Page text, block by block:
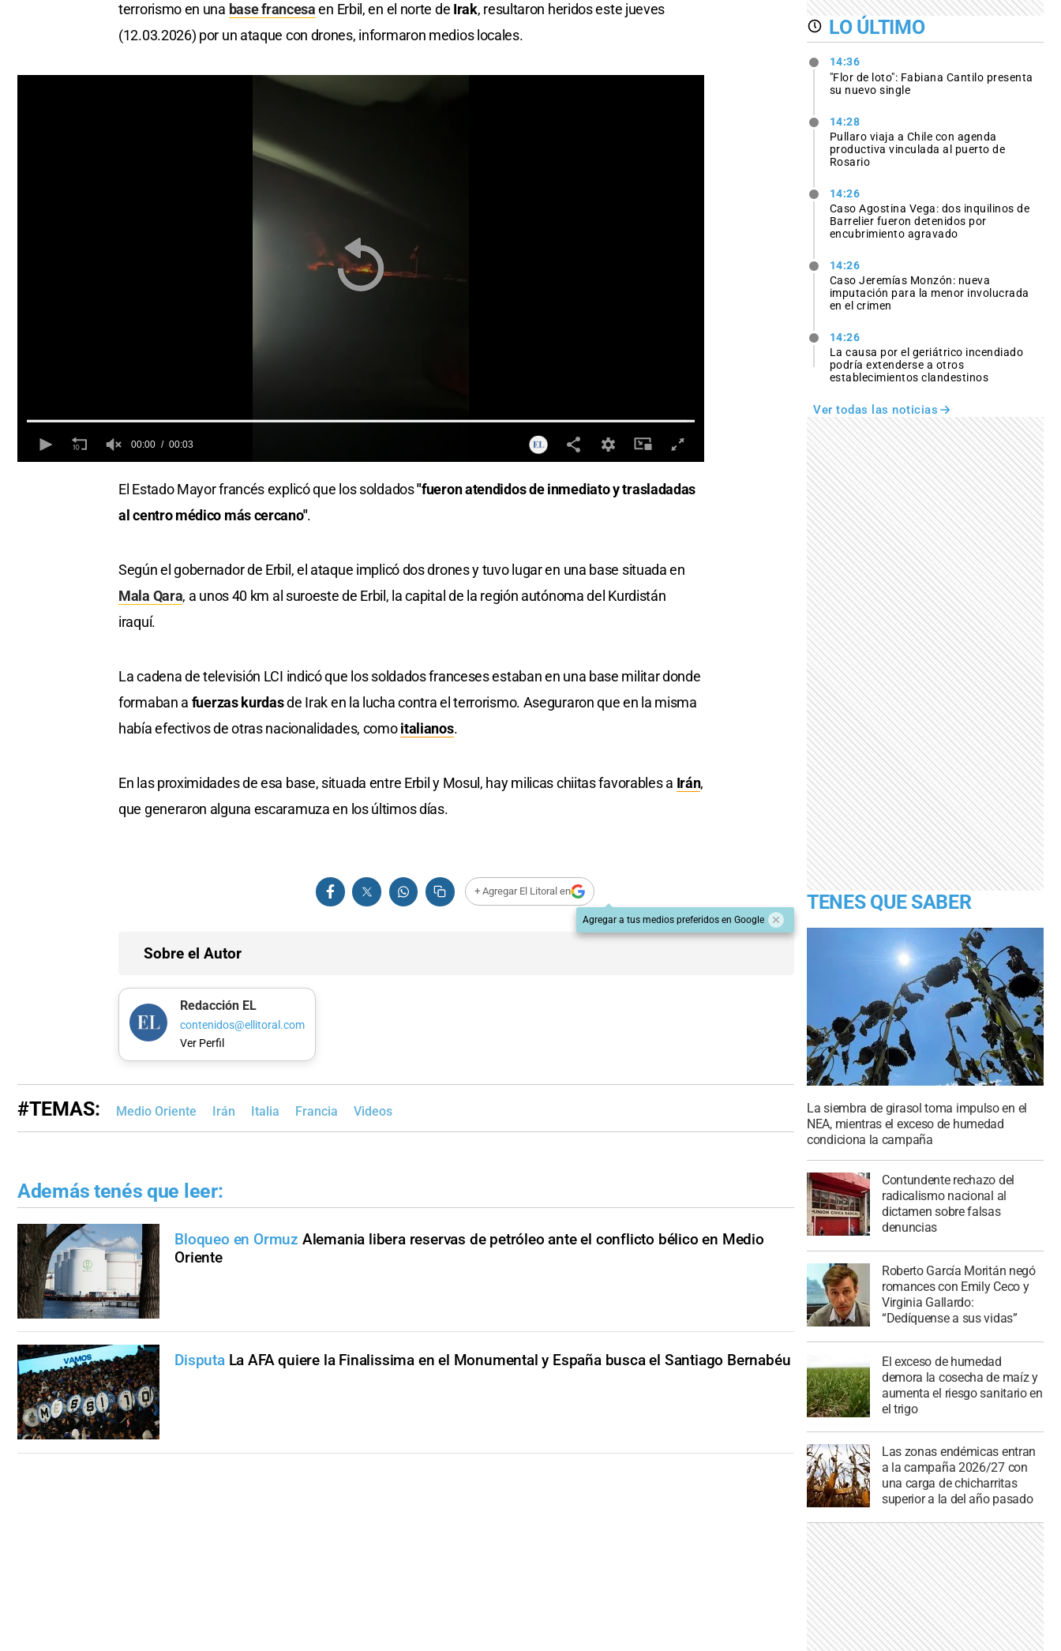
terrorismo en una base francesaen Erbil, en el norte de Irak, resultaron heridos este jueves
(12.03.2026) por un ataque con drones, informaron medios locales.
00:00 00:03
El Estado Mayor francés explicó que los soldados"fueron atendidos de inmediato y trasladadas
al centro médico más cercano".
Según el gobernador de Erbil, el ataque implicó dos drones y tuvo lugar en una base situada en
Mala Qara, a unos 40 km al suroeste de Erbil, la capital de la región autónoma del Kurdistán
iraquí.
La cadena de televisión LCI indicó que los soldados franceses estaban en una base militar donde
formaban a fuerzas kurdasde Irak en la lucha contra el terrorismo. Aseguraron que en la misma
había efectivos de otras nacionalidades, como italianos.
En las proximidades de esa base, situada entre Erbil y Mosul, hay milicas chiitas favorables a Irán,
que generaron alguna escaramuza en los últimos días.
+ Agregar El Litoral en
Agregar a tus medios preferidos en Google
Sobre el Autor
Redacción EL
contenidos@ellitoral.com
Ver Perfil
#TEMAS: Medio Oriente Irán Italia Francia Videos
Además tenés que leer:
Bloqueo en Ormuz Alemania libera reservas de petróleo ante el conflicto bélico en Medio
Oriente
Disputa La AFA quiere la Finalissima en el Monumental y España busca el Santiago Bernabéu
LO ÚLTIMO
14:36
"Flor de loto": Fabiana Cantilo presenta
su nuevo single
14:28
Pullaro viaja a Chile con agenda
productiva vinculada al puerto de
Rosario
14:26
Caso Agostina Vega: dos inquilinos de
Barrelier fueron detenidos por
encubrimiento agravado
14:26
Caso Jeremías Monzón: nueva
imputación para la menor involucrada
en el crimen
14:26
La causa por el geriátrico incendiado
podría extenderse a otros
establecimientos clandestinos
Ver todas las noticias
TENES QUE SABER
La siembra de girasol toma impulso en el
NEA, mientras el exceso de humedad
condiciona la campaña
Contundente rechazo del
radicalismo nacional al
dictamen sobre falsas
denuncias
Roberto García Moritán negó
romances con Emily Ceco y
Virginia Gallardo:
“Dedíquense a sus vidas”
El exceso de humedad
demora la cosecha de maíz y
aumenta el riesgo sanitario en
el trigo
Las zonas endémicas entran
a la campaña 2026/27 con
una carga de chicharritas
superior a la del año pasado